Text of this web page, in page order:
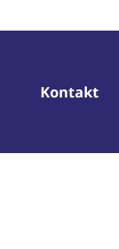
Kontakt